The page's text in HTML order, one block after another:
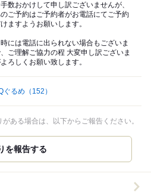
数おかけして申し訳ございませんが、
ご予約はご予約者がお電話にてご予約
ますようお願いします。
には電話に出られない場合もございま
ご理解ご協力の程 大変申し訳ございま
ろしくお願い致します。
ぐるめ （152）
ある場合は、以下からご報告ください。
を報告する